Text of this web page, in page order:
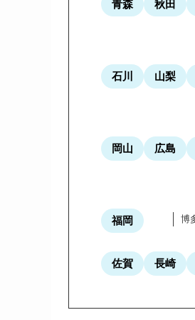
青森 秋田
石川 山梨
岡山 広島
福岡 博
佐賀 長崎